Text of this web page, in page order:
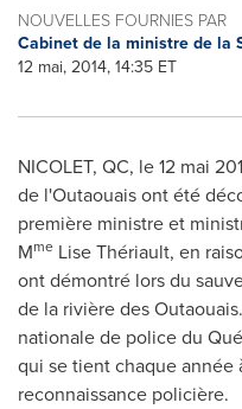
NOUVELLES FOURNIES PAR
Cabinet de la ministre de la
12 mai, 2014, 14:35 ET
NICOLET, QC, le 12 mai
de l'Outaouais ont été
première ministre et
Mme Lise Thériault, en
ont démontré lors du
de la rivière des
nationale de police du
qui se tient chaque année
reconnaissance policière.